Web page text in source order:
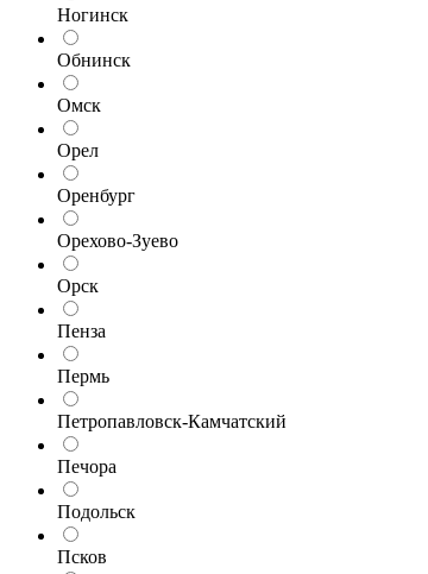
Ногинск
Обнинск
Омск
Орел
Оренбург
Орехово-Зуево
Орск
Пенза
Пермь
Петропавловск-Камчатский
Печора
Подольск
Псков